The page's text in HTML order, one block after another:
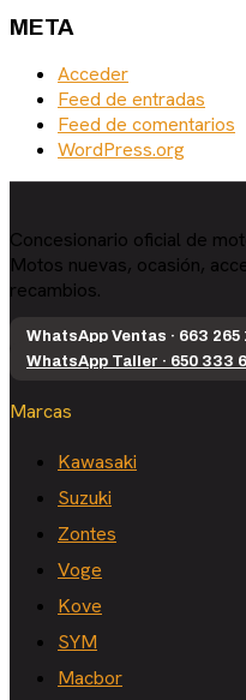
META
Acceder
Feed de entradas
Feed de comentarios
WordPress.org
Concesionario oficial de
Motos nuevas, ocasión,
recambios.
WhatsApp Ventas · 663 265
WhatsApp Taller · 650 333
Marcas
Kawasaki
Suzuki
Zontes
Voge
Kove
SYM
Macbor